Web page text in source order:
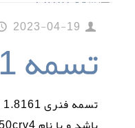
2023-04-19
تسمه 1.8161